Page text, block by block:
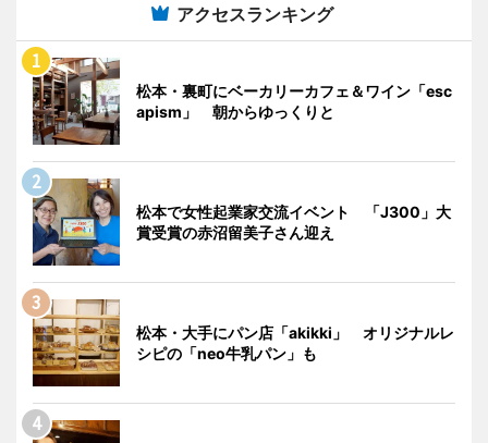
アクセスランキング
松本・裏町にベーカリーカフェ＆ワイン「esc
apism」 朝からゆっくりと
松本で女性起業家交流イベント 「J300」大
賞受賞の赤沼留美子さん迎え
松本・大手にパン店「akikki」 オリジナルレ
シピの「neo牛乳パン」も